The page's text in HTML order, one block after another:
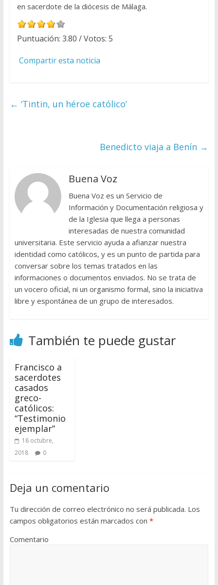
en sacerdote de la diócesis de Málaga.
Puntuación: 3.80 / Votos: 5
Compartir esta noticia
← ‘Tintin, un héroe católico’
Benedicto viaja a Benín →
Buena Voz
Buena Voz es un Servicio de
Información y Documentación religiosa y
de la Iglesia que llega a personas
interesadas de nuestra comunidad
universitaria. Este servicio ayuda a afianzar nuestra
identidad como católicos, y es un punto de partida para
conversar sobre los temas tratados en las
informaciones o documentos enviados. No se trata de
un vocero oficial, ni un organismo formal, sino la iniciativa
libre y espontánea de un grupo de interesados.
También te puede gustar
Francisco a
sacerdotes
casados
greco-
católicos:
“Testimonio
ejemplar”
18 octubre,
2018
0
Deja un comentario
Tu dirección de correo electrónico no será publicada. Los
campos obligatorios están marcados con *
Comentario